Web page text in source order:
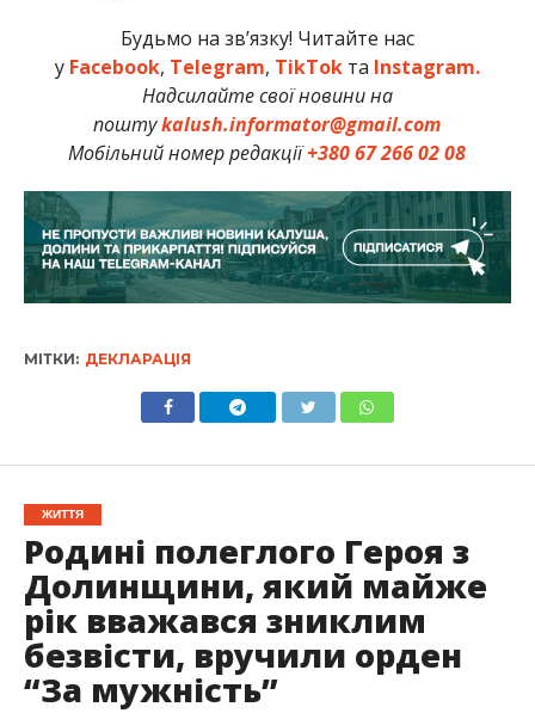
Будьмо на зв’язку! Читайте нас
у Facebook, Telegram, TikTokта Instagram.
Надсилайте свої новини на
поштуkalush.informator@gmail.com
Мобільний номер редакції+380 67 266 02 08
МІТКИ: ДЕКЛАРАЦІЯ
ЖИТТЯ
Родині полеглого Героя з
Долинщини, який майже
рік вважався зниклим
безвісти, вручили орден
“За мужність”